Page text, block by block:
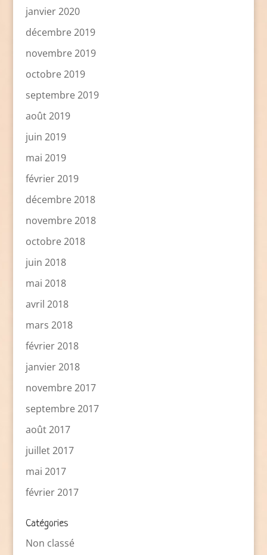
janvier 2020
décembre 2019
novembre 2019
octobre 2019
septembre 2019
août 2019
juin 2019
mai 2019
février 2019
décembre 2018
novembre 2018
octobre 2018
juin 2018
mai 2018
avril 2018
mars 2018
février 2018
janvier 2018
novembre 2017
septembre 2017
août 2017
juillet 2017
mai 2017
février 2017
Catégories
Non classé